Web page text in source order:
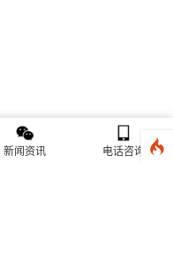
新闻资讯 电话咨询